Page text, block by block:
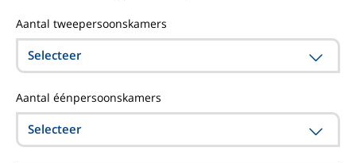
Aantal tweepersoonskamers
Selecteer
Aantal éénpersoonskamers
Selecteer